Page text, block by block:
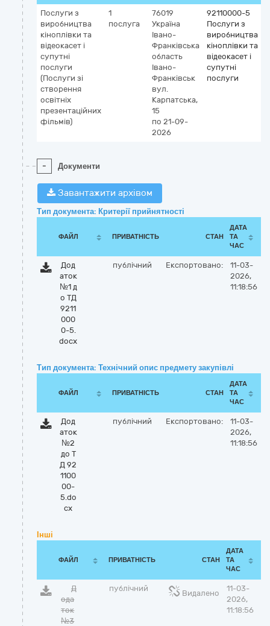
Послуги з
виробництва
кіноплівки та
відеокасет і
супутні
послуги
(Послуги зі
створення
освітніх
презентаційних
фільмів)
1
послуга
76019
Україна
Івано-
Франківська
область
Івано-
Франківськ
вул.
Карпатська,
15
по 21-09-
2026
92110000-5
Послуги з
виробництва
кіноплівки та
відеокасет і
супутні
послуги
- Документи
Завантажити архівом
Тип документа: Критерії прийнятності
ФАЙЛ ПРИВАТНІСТЬ СТАН
ДАТА
ТА
ЧАС
Дод
аток
№1 д
о ТД
9211
000
0-5.
docx
публічний Експортовано:
11-03-
2026,
11:18:56
Тип документа: Технічний опис предмету закупівлі
ФАЙЛ ПРИВАТНІСТЬ СТАН
ДАТА
ТА
ЧАС
Дод
аток
№2
до Т
Д 92
1100
00-
5.do
cx
публічний Експортовано:
11-03-
2026,
11:18:56
Інші
ФАЙЛ ПРИВАТНІСТЬ СТАН
ДАТА
ТА
ЧАС
Д
ода
ток
№3
публічний
Видалено
11-03-
2026,
11:18:56